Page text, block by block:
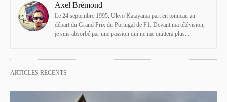
Axel Brémond
Le 24 septembre 1995, Ukyo Katayama part en tonneau au
départ du Grand Prix du Portugal de F1. Devant ma télévision,
je suis absorbé par une passion qui ne me quittera plus...
ARTICLES RÉCENTS